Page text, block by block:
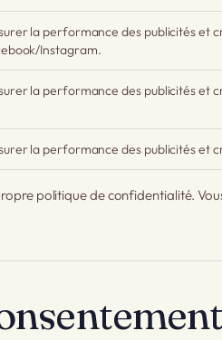
la performance des publicités et
Instagram.
la performance des publicités et
la performance des publicités et
politique de confidentialité.